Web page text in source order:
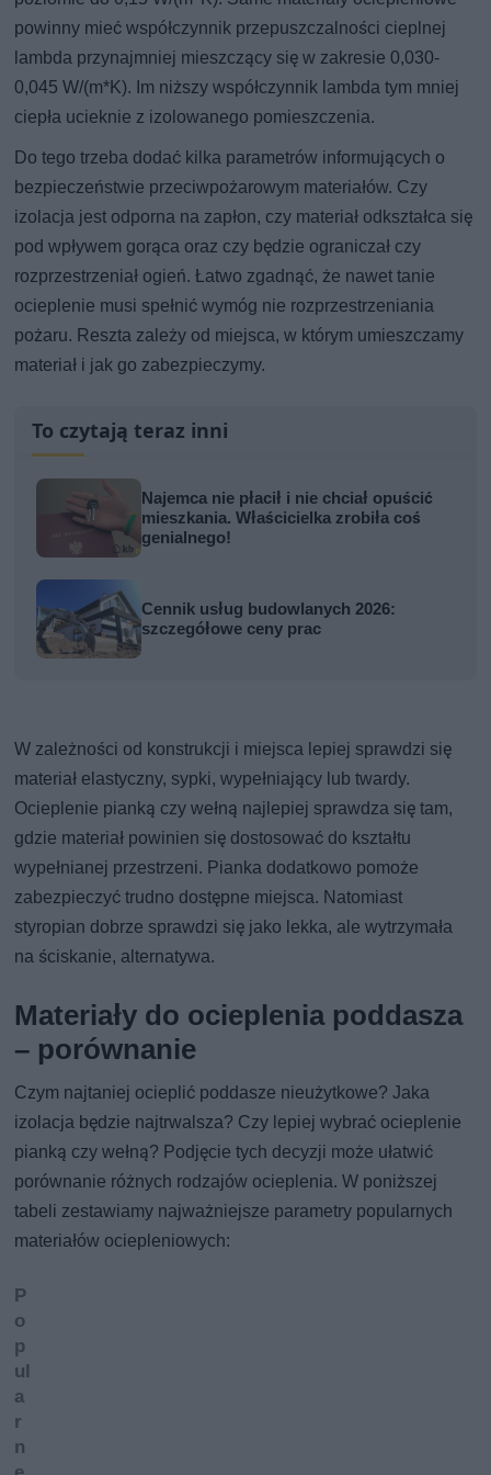
powinny mieć współczynnik przepuszczalności cieplnej
lambda przynajmniej mieszczący się w zakresie 0,030-
0,045 W/(m*K). Im niższy współczynnik lambda tym mniej
ciepła ucieknie z izolowanego pomieszczenia.
Do tego trzeba dodać kilka parametrów informujących o
bezpieczeństwie przeciwpożarowym materiałów. Czy
izolacja jest odporna na zapłon, czy materiał odkształca się
pod wpływem gorąca oraz czy będzie ograniczał czy
rozprzestrzeniał ogień. Łatwo zgadnąć, że nawet tanie
ocieplenie musi spełnić wymóg nie rozprzestrzeniania
pożaru. Reszta zależy od miejsca, w którym umieszczamy
materiał i jak go zabezpieczymy.
To czytają teraz inni
Najemca nie płacił i nie chciał opuścić
mieszkania. Właścicielka zrobiła coś
genialnego!
Cennik usług budowlanych 2026:
szczegółowe ceny prac
W zależności od konstrukcji i miejsca lepiej sprawdzi się
materiał elastyczny, sypki, wypełniający lub twardy.
Ocieplenie pianką czy wełną najlepiej sprawdza się tam,
gdzie materiał powinien się dostosować do kształtu
wypełnianej przestrzeni. Pianka dodatkowo pomoże
zabezpieczyć trudno dostępne miejsca. Natomiast
styropian dobrze sprawdzi się jako lekka, ale wytrzymała
na ściskanie, alternatywa.
Materiały do ocieplenia poddasza
– porównanie
Czym najtaniej ocieplić poddasze nieużytkowe? Jaka
izolacja będzie najtrwalsza? Czy lepiej wybrać ocieplenie
pianką czy wełną? Podjęcie tych decyzji może ułatwić
porównanie różnych rodzajów ocieplenia. W poniższej
tabeli zestawiamy najważniejsze parametry popularnych
materiałów ociepleniowych:
P
o
p
ul
a
r
n